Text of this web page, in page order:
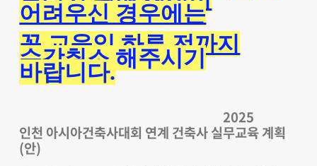
어려우신 경우에는
꼭 교육일 하루 전까지
수강취소 해주시기
바랍니다.
2025
인천 아시아건축사대회 연계 건축사 실무교육 계획
(안)